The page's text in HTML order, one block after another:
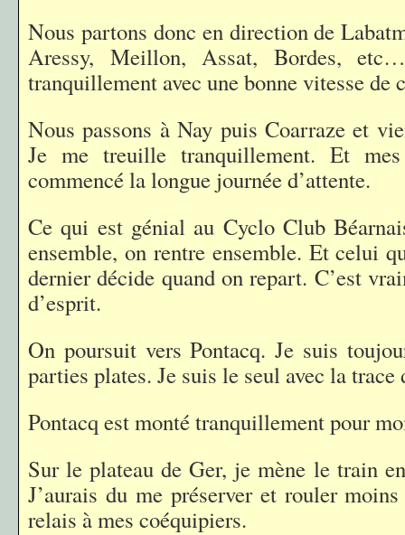
Nous partons donc en direction de
Aressy, Meillon, Assat, Bordes,
tranquillement avec une bonne vitesse de
Nous passons à Nay puis Coarraze et
Je me treuille tranquillement. Et mes
commencé la longue journée d’attente.
Ce qui est génial au Cyclo Club
ensemble, on rentre ensemble. Et celui
dernier décide quand on repart. C’est
d’esprit.
On poursuit vers Pontacq. Je suis
parties plates. Je suis le seul avec la trace
Pontacq est monté tranquillement pour
Sur le plateau de Ger, je mène le train
J’aurais du me préserver et rouler
relais à mes coéquipiers.